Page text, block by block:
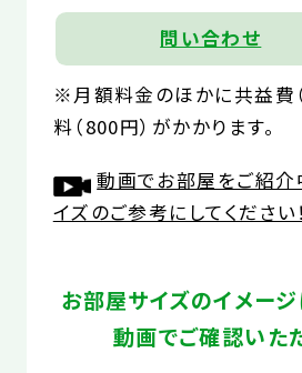
問い合わせ
※月額料金のほかに共益費
料（800円）がかかります。
動画でお部屋をご紹介
イズのご参考にしてください！
お部屋サイズのイメージ
動画でご確認いた